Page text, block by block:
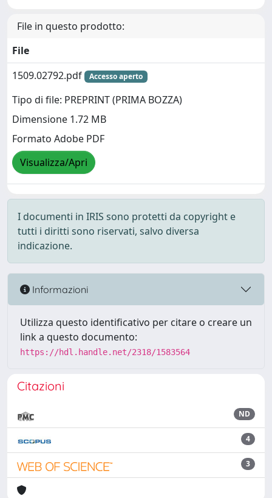
File in questo prodotto:
File
1509.02792.pdf
Accesso aperto
Tipo di file: PREPRINT (PRIMA BOZZA)
Dimensione 1.72 MB
Formato Adobe PDF
Visualizza/Apri
I documenti in IRIS sono protetti da copyright e
tutti i diritti sono riservati, salvo diversa
indicazione.
Informazioni
Utilizza questo identificativo per citare o creare un
link a questo documento:
https://hdl.handle.net/2318/1583564
Citazioni
ND
4
3